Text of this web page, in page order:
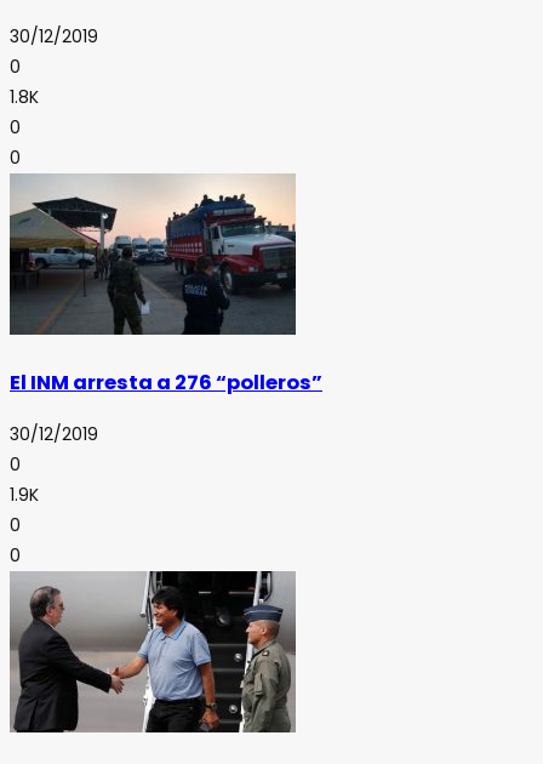
30/12/2019
0
1.8K
0
0
El INM arresta a 276 “polleros”
30/12/2019
0
1.9K
0
0